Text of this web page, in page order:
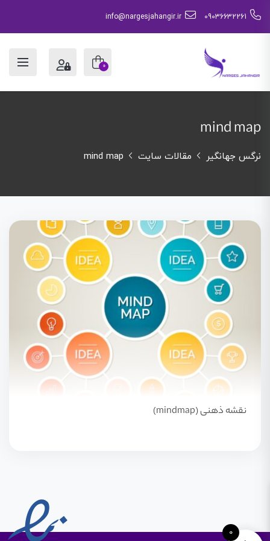
09036632261
info@nargesjahangir.ir
0
mind map
نرگس جهانگیر مقالات سایت mind map
نقشه ذهنی (mindmap)
0